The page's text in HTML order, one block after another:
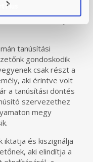
kivizsgálási
letéti díj
tanúsítási
gondoskodik
csak részt a
aki érintve volt
a tanúsítási döntés
szervezethez
megy
és kiszignálja
aki elindítja a
Plus